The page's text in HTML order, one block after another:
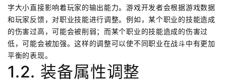
字大小直接影响着玩家的输出能力。游戏开发者会根据游戏数据
和玩家反馈，对职业技能进行调整。例如，某个职业的技能造成
的伤害过高，可能会被削弱；而某个职业的技能造成的伤害过
低，可能会被加强。这样的调整可以使不同职业在战斗中有更加
平衡的表现。
1.2. 装备属性调整